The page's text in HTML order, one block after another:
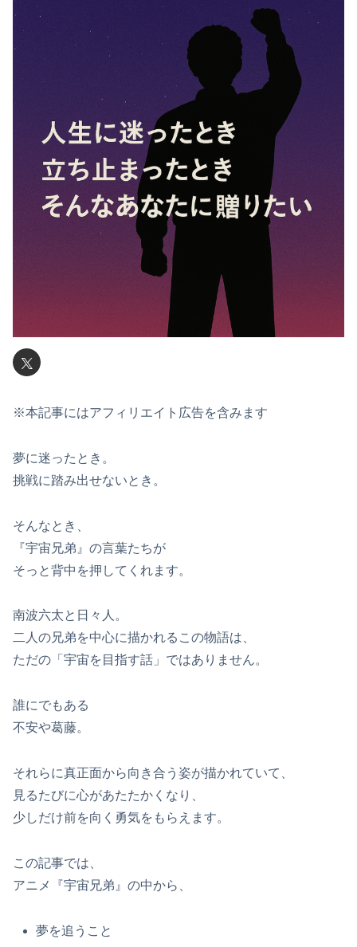
※本記事にはアフィリエイト広告を含みます
夢に迷ったとき。
挑戦に踏み出せないとき。
そんなとき、
『宇宙兄弟』の言葉たちが
そっと背中を押してくれます。
南波六太と日々人。
二人の兄弟を中心に描かれるこの物語は、
ただの「宇宙を目指す話」ではありません。
誰にでもある
不安や葛藤。
それらに真正面から向き合う姿が描かれていて、
見るたびに心があたたかくなり、
少しだけ前を向く勇気をもらえます。
この記事では、
アニメ『宇宙兄弟』の中から、
夢を追うこと